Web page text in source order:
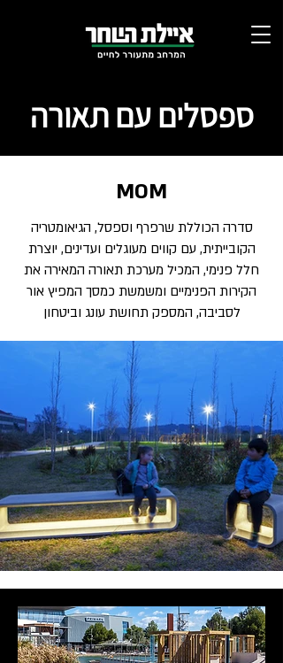
ספסלים עם תאורה
MOM
סדרה הכוללת שרפרף וספסל, הגיאומטריה
הקובייתית, עם קווים מעוגלים ועדינים, יוצרת
חלל פנימי, המכיל מערכת תאורה המאירה את
הקירות הפנימיים ומשמשת כמסך המפיץ אור
לסביבה, המספק תחושת עונג וביטחון